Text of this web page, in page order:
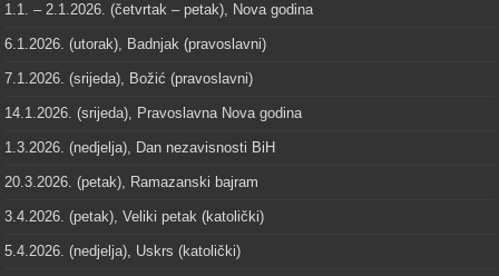
1.1. – 2.1.2026. (četvrtak – petak), Nova godina
6.1.2026. (utorak), Badnjak (pravoslavni)
7.1.2026. (srijeda), Božić (pravoslavni)
14.1.2026. (srijeda), Pravoslavna Nova godina
1.3.2026. (nedjelja), Dan nezavisnosti BiH
20.3.2026. (petak), Ramazanski bajram
3.4.2026. (petak), Veliki petak (katolički)
5.4.2026. (nedjelja), Uskrs (katolički)